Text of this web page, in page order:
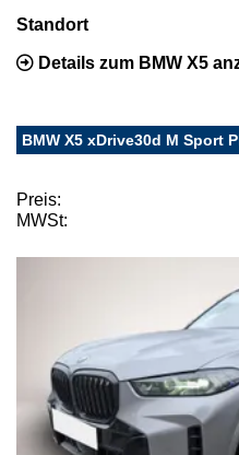
Standort
Details zum BMW X5
BMW X5 xDrive30d M Sport
Preis:
MWSt: